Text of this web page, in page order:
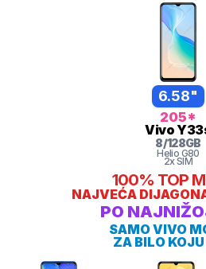
6.58"
205*
Vivo
8/128GB
Helio G80
2x SIM
100% TOP
NAJVEĆA
PO
SAMO VIVO
ZA BILO